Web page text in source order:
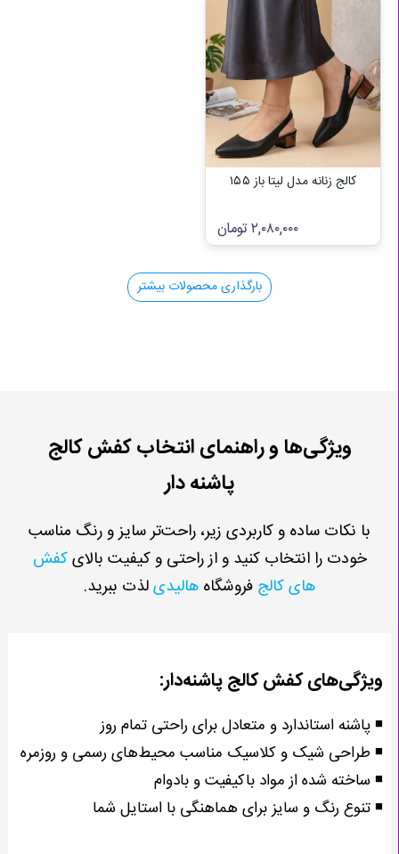
کالج زنانه مدل لیتا باز ۱۵۵
۲,۰۸۰,۰۰۰تومان
بارگذاری محصولات بیشتر
ویژگی‌ها و راهنمای انتخاب کفش کالج
پاشنه دار
با نکات ساده و کاربردی زیر، راحت‌تر سایز و رنگ مناسب
خودت را انتخاب کنید و از راحتی و کیفیت بالایکفش
های کالج فروشگاه هالیدیلذت ببرید.
ویژگی‌های کفش کالج پاشنه‌دار:
◾ پاشنه استاندارد و متعادل برای راحتی تمام روز
◾ طراحی شیک و کلاسیک مناسب محیط‌های رسمی و روزمره
◾ ساخته شده از مواد باکیفیت و بادوام
◾ تنوع رنگ و سایز برای هماهنگی با استایل شما